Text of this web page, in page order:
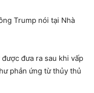
Trump nói tại Nhà
đưa ra sau khi vấp
phản ứng từ thủy thủ